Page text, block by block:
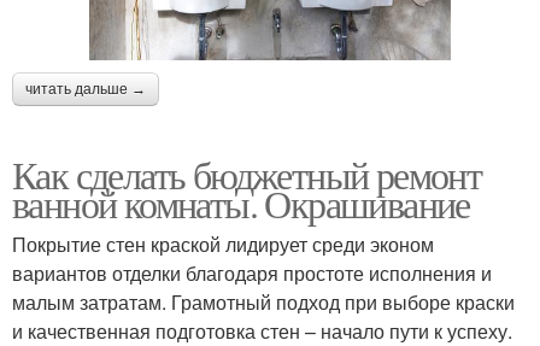
читать дальше →
Как сделать бюджетный ремонт
ванной комнаты. Окрашивание
Покрытие стен краской лидирует среди эконом
вариантов отделки благодаря простоте исполнения и
малым затратам. Грамотный подход при выборе краски
и качественная подготовка стен – начало пути к успеху.